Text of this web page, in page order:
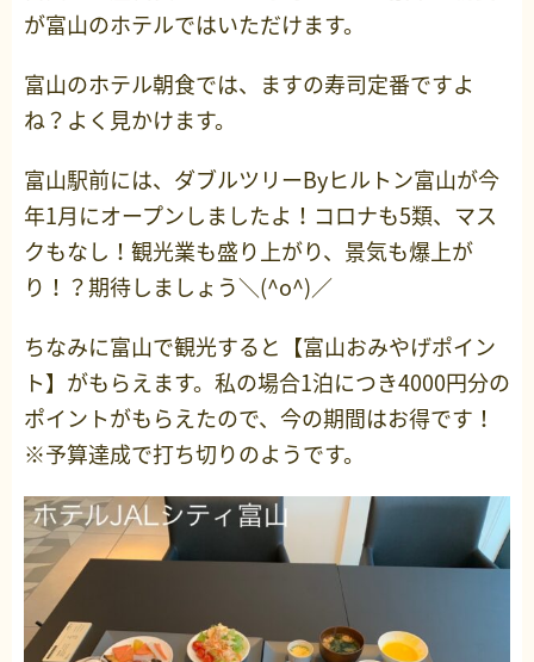
が富山のホテルではいただけます。
富山のホテル朝食では、ますの寿司定番ですよ
ね？よく見かけます。
富山駅前には、ダブルツリーByヒルトン富山が今
年1月にオープンしましたよ！コロナも5類、マス
クもなし！観光業も盛り上がり、景気も爆上が
り！？期待しましょう＼(^o^)／
ちなみに富山で観光すると【富山おみやげポイン
ト】がもらえます。私の場合1泊につき4000円分の
ポイントがもらえたので、今の期間はお得です！
※予算達成で打ち切りのようです。